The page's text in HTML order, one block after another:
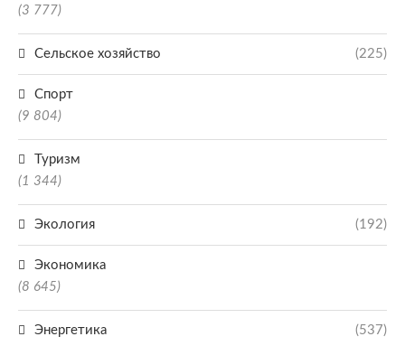
(3 777)
Сельское хозяйство (225)
Спорт
(9 804)
Туризм
(1 344)
Экология (192)
Экономика
(8 645)
Энергетика (537)